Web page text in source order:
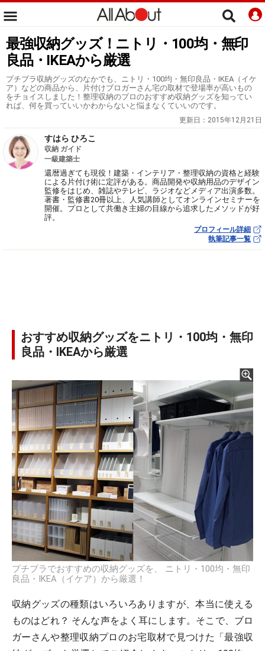
最強収納グッズ！ニトリ・100均・無印
良品・IKEAから厳選
プチプラ収納グッズのなかでも、ニトリ・100均・無印良品・IKEA（イケ
ア）などの商品から、片付けブロガーさん宅の取材で登場率が高いもの
をチョイスしました！整理収納のプロのおすすめ収納グッズを知ってい
れば、何を買っていいかわからないと悩まなくていいのです。
更新日： 2015年12月21日
すはら ひろこ
収納 ガイド
一級建築士
還暦過ぎても現役！建築・インテリア・整理収納の資格と経験
による片付け術に定評がある。商品開発や収納用品のデザイン
監修をはじめ、雑誌やテレビ、ラジオなどメディア出演多数。
著書・監修書20冊以上、人気講師としてオンラインセミナーを
開催。プロとして共働き主婦の目線から追求したメソッドが好
評。
プロフィール詳細
執筆記事一覧
おすすめ収納グッズをニトリ・100均・無印
良品・IKEAから厳選
プチプラでおすすめの収納グッズを、 ニトリ・100均・無印
良品・IKEA（イケア）から厳選！
収納グッズの種類はいろいろありますが、本当に使える
ものはどれ？ そんな声をよく耳にします。そこで、ブロ
ガーさんや整理収納プロのお宅取材で見つけた「最強収